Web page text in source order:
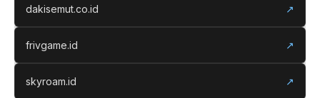
dakisemut.co.id ↗
frivgame.id ↗
skyroam.id ↗